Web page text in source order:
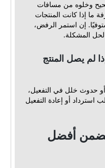
وخلوه من مسافات
ما إذا كانت المنتجات
إن استمر الرفض،
المشكلة.
لم يصل المنتج
حدوث خلل في التفعيل،
أو إعادة التفعيل
أفضل